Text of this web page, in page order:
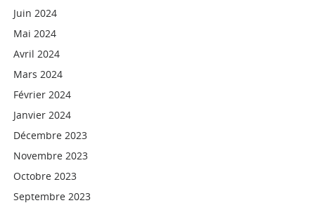
Juin 2024
Mai 2024
Avril 2024
Mars 2024
Février 2024
Janvier 2024
Décembre 2023
Novembre 2023
Octobre 2023
Septembre 2023